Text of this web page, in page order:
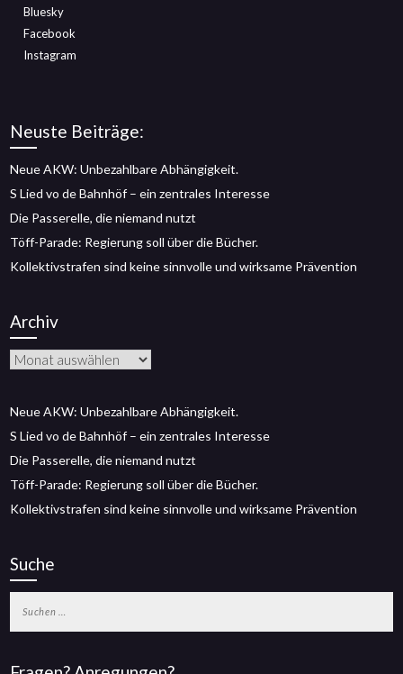
Bluesky
Facebook
Instagram
Neuste Beiträge:
Neue AKW: Unbezahlbare Abhängigkeit.
S Lied vo de Bahnhöf – ein zentrales Interesse
Die Passerelle, die niemand nutzt
Töff-Parade: Regierung soll über die Bücher.
Kollektivstrafen sind keine sinnvolle und wirksame Prävention
Archiv
Archiv
Neue AKW: Unbezahlbare Abhängigkeit.
S Lied vo de Bahnhöf – ein zentrales Interesse
Die Passerelle, die niemand nutzt
Töff-Parade: Regierung soll über die Bücher.
Kollektivstrafen sind keine sinnvolle und wirksame Prävention
Suche
nach: